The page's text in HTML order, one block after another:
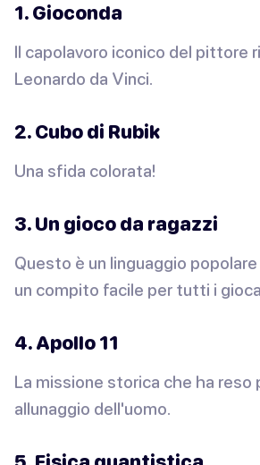
1. Gioconda
Il capolavoro iconico del pittore
Leonardo da Vinci.
2. Cubo di Rubik
Una sfida colorata!
3. Un gioco da ragazzi
Questo è un linguaggio
un compito facile per tutti i
4. Apollo 11
La missione storica che ha reso
allunaggio dell'uomo.